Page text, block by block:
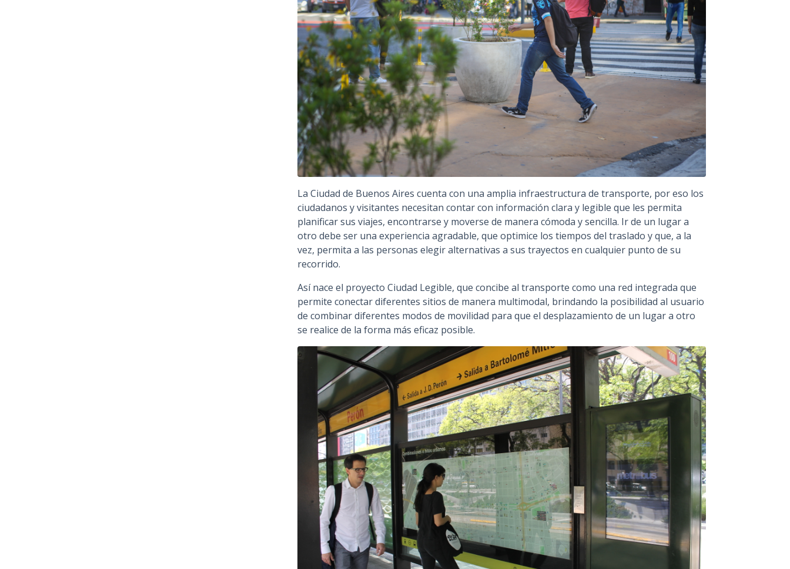
La Ciudad de Buenos Aires cuenta con una amplia infraestructura de transporte, por eso los
ciudadanos y visitantes necesitan contar con información clara y legible que les permita
planificar sus viajes, encontrarse y moverse de manera cómoda y sencilla. Ir de un lugar a
otro debe ser una experiencia agradable, que optimice los tiempos del traslado y que, a la
vez, permita a las personas elegir alternativas a sus trayectos en cualquier punto de su
recorrido.
Así nace el proyecto Ciudad Legible, que concibe al transporte como una red integrada que
permite conectar diferentes sitios de manera multimodal, brindando la posibilidad al usuario
de combinar diferentes modos de movilidad para que el desplazamiento de un lugar a otro
se realice de la forma más eficaz posible.